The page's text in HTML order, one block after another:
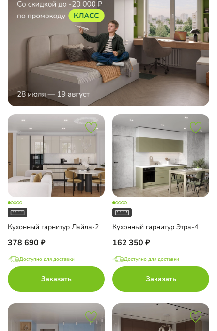
Кухонный гарнитур Лайла-2
378 690
Доступно для доставки
Заказать
Кухонный гарнитур Этра-4
162 350
Доступно для доставки
Заказать